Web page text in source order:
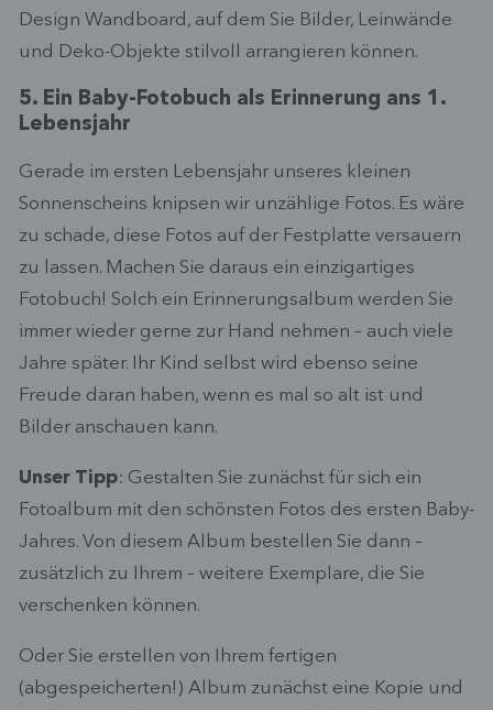
Design Wandboard, auf dem Sie Bilder, Leinwände
und Deko-Objekte stilvoll arrangieren können.
5. Ein Baby-Fotobuch als Erinnerung ans 1.
Lebensjahr
Gerade im ersten Lebensjahr unseres kleinen
Sonnenscheins knipsen wir unzählige Fotos. Es wäre
zu schade, diese Fotos auf der Festplatte versauern
zu lassen. Machen Sie daraus ein einzigartiges
Fotobuch! Solch ein Erinnerungsalbum werden Sie
immer wieder gerne zur Hand nehmen – auch viele
Jahre später. Ihr Kind selbst wird ebenso seine
Freude daran haben, wenn es mal so alt ist und
Bilder anschauen kann.
Unser Tipp: Gestalten Sie zunächst für sich ein
Fotoalbum mit den schönsten Fotos des ersten Baby-
Jahres. Von diesem Album bestellen Sie dann –
zusätzlich zu Ihrem – weitere Exemplare, die Sie
verschenken können.
Oder Sie erstellen von Ihrem fertigen
(abgespeicherten!) Album zunächst eine Kopie und